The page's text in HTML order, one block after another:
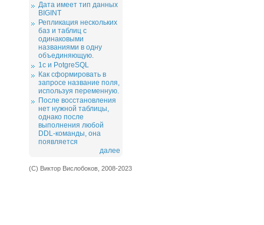
Дата имеет тип данных
BIGINT
Репликация нескольких
баз и таблиц с
одинаковыми
названиями в одну
объединяющую.
1c и PotgreSQL
Как сформировать в
запросе название поля,
используя переменную.
После восстановления
нет нужной таблицы,
однако после
выполнения любой
DDL-команды, она
появляется
далее
(С) Виктор Вислобоков, 2008-2023